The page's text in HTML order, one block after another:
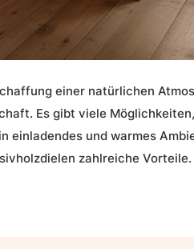
einer natürlichen
Es gibt viele
einladendes und warmes
zahlreiche Vorteile.